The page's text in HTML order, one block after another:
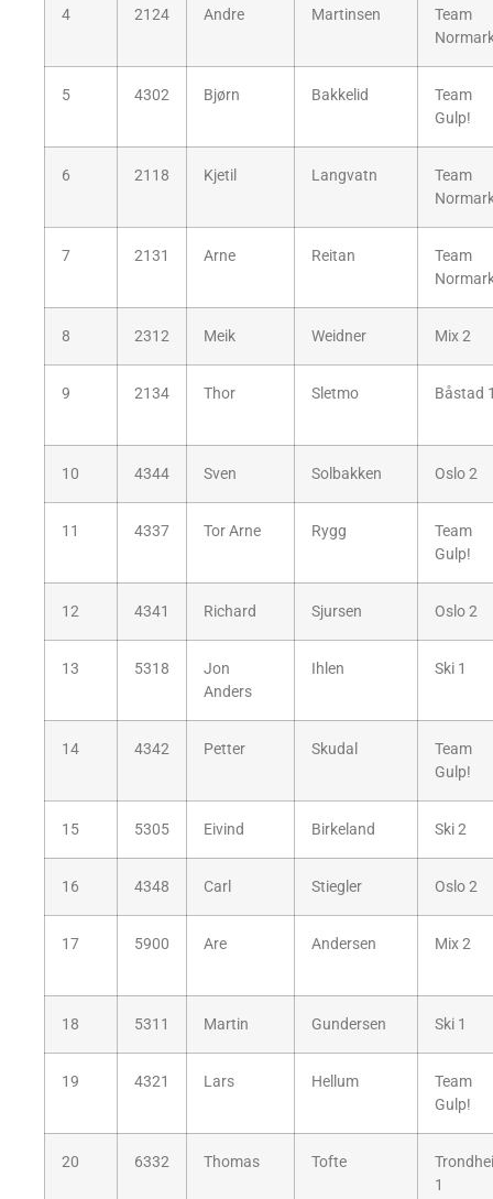
4 2124 Andre Martinsen
Team
5 4302 Bjørn Bakkelid
Team
Gulp!
6 2118 Kjetil Langvatn
Team
7 2131 Arne Reitan
Team
8 2312 Meik Weidner Mix 2
9 2134 Thor Sletmo Båstad
10 4344 Sven Solbakken Oslo 2
11 4337 Tor Arne Rygg
Team
Gulp!
12 4341 Richard Sjursen Oslo 2
13 5318
Jon
Anders
Ihlen Ski 1
14 4342 Petter Skudal
Team
Gulp!
15 5305 Eivind Birkeland Ski 2
16 4348 Carl Stiegler Oslo 2
17 5900 Are Andersen Mix 2
18 5311 Martin Gundersen Ski 1
19 4321 Lars Hellum
Team
Gulp!
20 6332 Thomas Tofte
1